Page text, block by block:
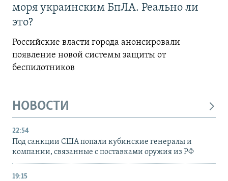
моря украинским БпЛА. Реально ли
это?
Российские власти города анонсировали
появление новой системы защиты от
беспилотников
НОВОСТИ
22:54
Под санкции США попали кубинские генералы и
компании, связанные с поставками оружия из РФ
19:15